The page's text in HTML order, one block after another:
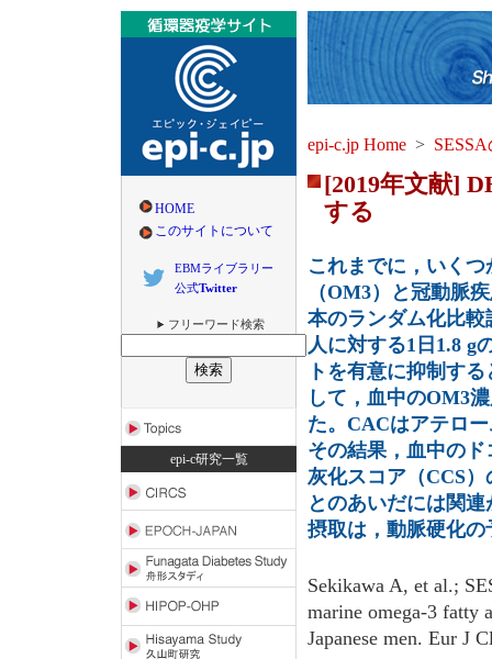
HOME
このサイトについて
EBMライブラリー
公式Twitter
フリーワード検索
epi-c研究一覧
epi-c.jp Home >
[2019年文献]
する
これまでに，いく
（OM3）と冠動脈
本のランダム化比
人に対する1日1.8 g
トを有意に抑制す
して，血中のOM3
た。CACはアテロ
その結果，血中の
灰化スコア（CCS
とのあいだには関
摂取は，動脈硬化
Sekikawa A, et al.;
marine omega-3 fatty
Japanese men. Eur J